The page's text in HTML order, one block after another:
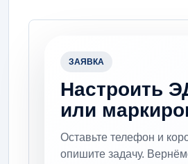
ЗАЯВКА
Настроить
или
Оставьте телефон и
опишите задачу.